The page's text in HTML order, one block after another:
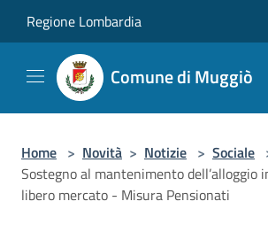
Regione Lombardia
Comune di Muggiò
Home > Novità > Notizie > Sociale
Sostegno al mantenimento dell’alloggio
libero mercato - Misura Pensionati